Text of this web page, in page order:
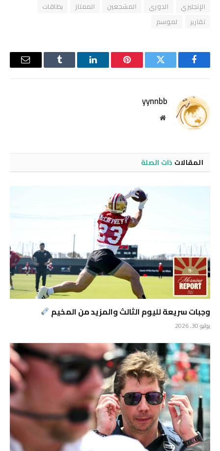
الإنجليزي الدوري المشجعين الممتاز
بطاقات
تقارير
لموسم
فيسبوك تويتر بينتيريستلينكدإن Tumblr
البريد
yynnbb
موقع
المقالات ذات الصلة
وجبات سريعة لليوم الثالث والمزيد من المخيم
يوليو 30, 2026